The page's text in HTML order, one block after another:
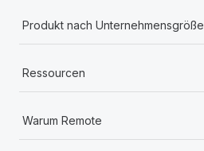
Produkt nach Unternehmensgröße
Ressourcen
Warum Remote